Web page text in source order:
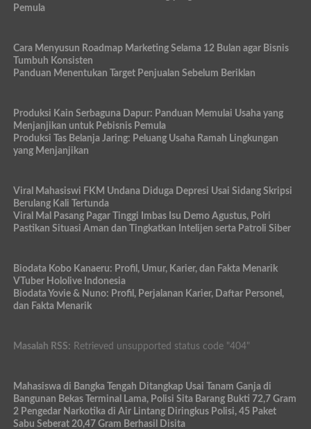
Pemula
Cara Menyusun Roadmap Marketing Selama 12 Bulan agar Bisnis
Tumbuh Konsisten
Panduan Menentukan Target Penjualan Sebelum Beriklan
Produksi Kain Serbaguna Dapur: Panduan Memulai Usaha yang
Menjanjikan untuk Pebisnis Pemula
Produksi Tas Belanja Jaring: Peluang Usaha Ramah Lingkungan
yang Menjanjikan
Viral Mahasiswi FKM Undana Diduga Depresi Usai Sidang Skripsi
Berulang Kali Tertunda
Viral Mal Pasang Pagar Tinggi Imbas Isu Demo Agustus, Polri
Pastikan Situasi Aman dan Tingkatkan Intelijen serta Patroli Siber
Biodata Kobo Kanaeru: Profil, Umur, Karier, dan Fakta Menarik
VTuber Hololive Indonesia
Biodata Yovie & Nuno: Profil, Perjalanan Karier, Daftar Personel,
dan Fakta Menarik
Masalah RSS: Retrieved unsupported status code "404"
Mahasiswa di Bangka Tengah Ditangkap Usai Tanam Ganja di
Bangunan Bekas Terminal Lama, Polisi Sita Barang Bukti 72,7 Gram
2 Pengedar Narkotika di Air Lintang Diringkus Polisi, 45 Paket
Sabu Seberat 20,47 Gram Berhasil Disita